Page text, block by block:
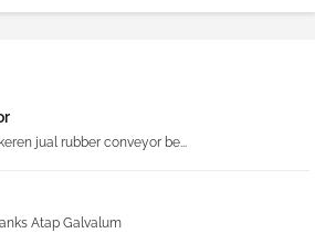
jual rubber conveyor be...
Atap Galvalum